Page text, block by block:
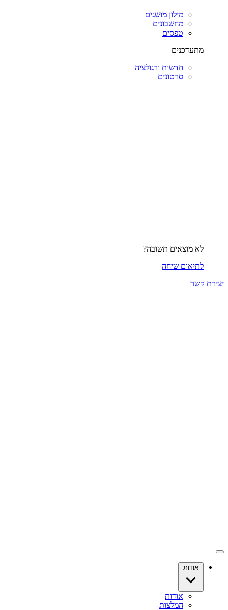
מילון מושגים
מחשבונים
טפסים
מתעדכנים
חדשות ורגולציה
סרטונים
לא מוצאים תשובה?
לתיאום שיחה
יצירת קשר
אודות
אודות
המלצות